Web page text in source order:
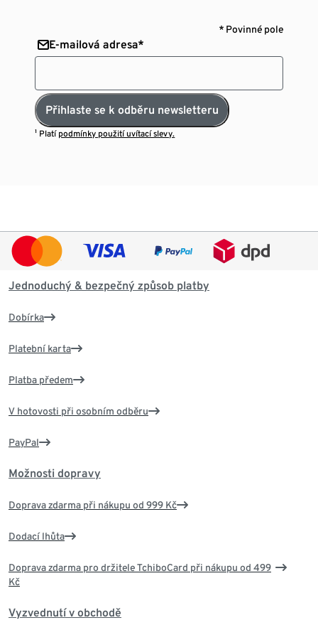
* Povinné pole
E-mailová adresa*
Přihlaste se k odběru newsletteru
¹ Platí podmínky použití uvítací slevy.
Jednoduchý & bezpečný způsob platby
Dobírka
Platební karta
Platba předem
V hotovosti při osobním odběru
PayPal
Možnosti dopravy
Doprava zdarma při nákupu od 999 Kč
Dodací lhůta
Doprava zdarma pro držitele TchiboCard při nákupu od 499
Kč
Vyzvednutí v obchodě